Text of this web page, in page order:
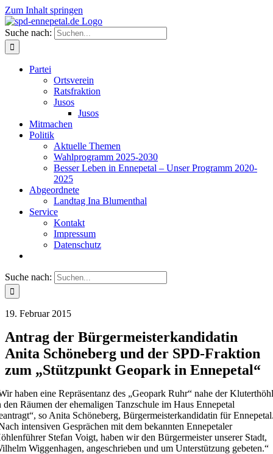
Zum Inhalt springen
Suche nach:
Partei
Ortsverein
Ratsfraktion
Jusos
Jusos
Mitmachen
Politik
Aktuelle Themen
Wahlprogramm 2025-2030
Besser Leben in Ennepetal – Unser Programm 2020-
2025
Abgeordnete
Landtag Ina Blumenthal
Service
Kontakt
Impressum
Datenschutz
Suche nach:
19. Februar 2015
Antrag der Bürgermeisterkandidatin
Anita Schöneberg und der SPD-Fraktion
zum „Stützpunkt Geopark in Ennepetal“
haben eine Repräsentanz des „Geopark Ruhr“ nahe der
den Räumen der ehemaligen Tanzschule im Haus Ennepetal
so Anita Schöneberg, Bürgermeisterkandidatin für
intensiven Gesprächen mit dem bekannten Ennepetaler
Stefan Voigt, haben wir den Bürgermeister unserer Stadt,
Wiggenhagen, angeschrieben und um Unterstützung gebeten.“